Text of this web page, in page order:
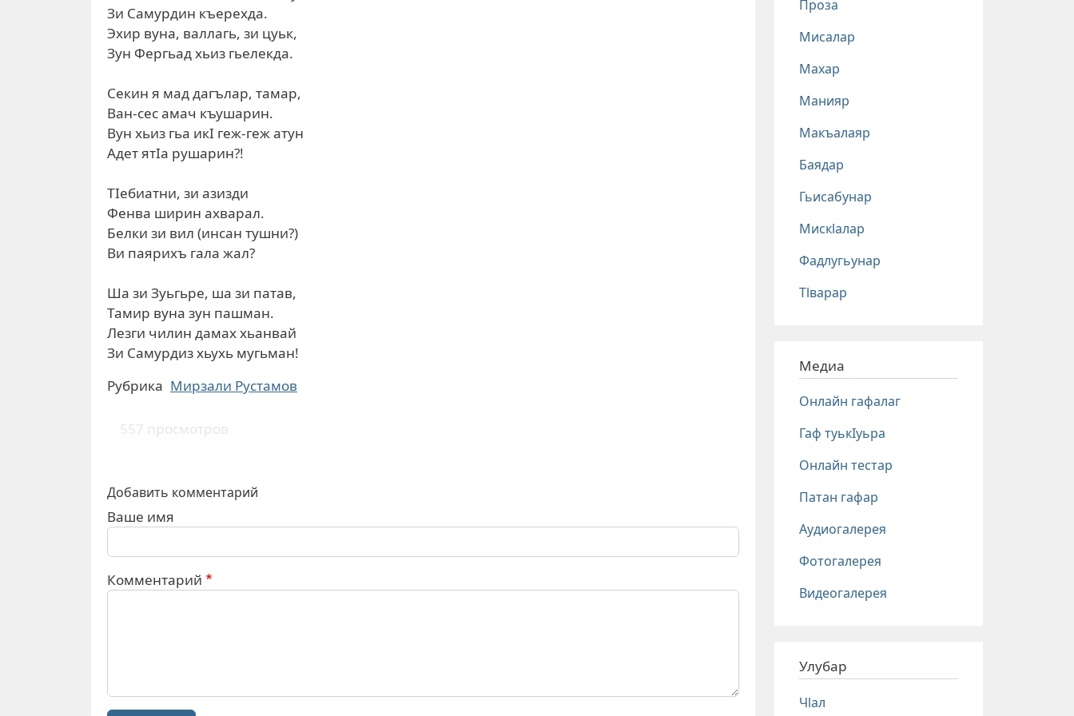
Зи Самурдин къерехда.
Эхир вуна, валлагь, зи цуьк,
Зун Фергьад хьиз гьелекда.
Секин я мад дагълар, тамар,
Ван-сес амач къушарин.
Вун хьиз гьа икI геж-геж атун
Адет ятIа рушарин?!
ТIебиатни, зи азизди
Фенва ширин ахварал.
Белки зи вил (инсан тушни?)
Ви паярихъ гала жал?
Ша зи Зуьгьре, ша зи патав,
Тамир вуна зун пашман.
Лезги чилин дамах хьанвай
Зи Самурдиз хьухь мугьман!
Рубрика Мирзали Рустамов
557 просмотров
Добавить комментарий
Ваше имя
Комментарий
Проза
Мисалар
Махар
Манияр
Макъалаяр
Баядар
Гьисабунар
Мискlалар
Фадлугьунар
Тlварар
Медиа
Онлайн гафалаг
Гаф туькIуьра
Онлайн тестар
Патан гафар
Аудиогалерея
Фотогалерея
Видеогалерея
Улубар
Чlал